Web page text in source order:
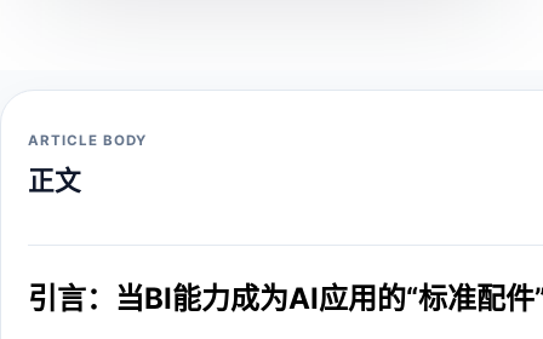
ARTICLE BODY
正文
引言：当BI能力成为AI应用的“标准配件